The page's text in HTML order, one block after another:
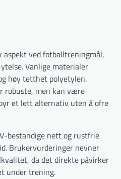
ved fotballtreningmål,
Vanlige materialer
høy tetthet polyetylen.
robuste, men kan være
et lett alternativ uten å ofre
bestandige nett og rustfrie
Brukervurderinger nevner
da det direkte påvirker
under trening.